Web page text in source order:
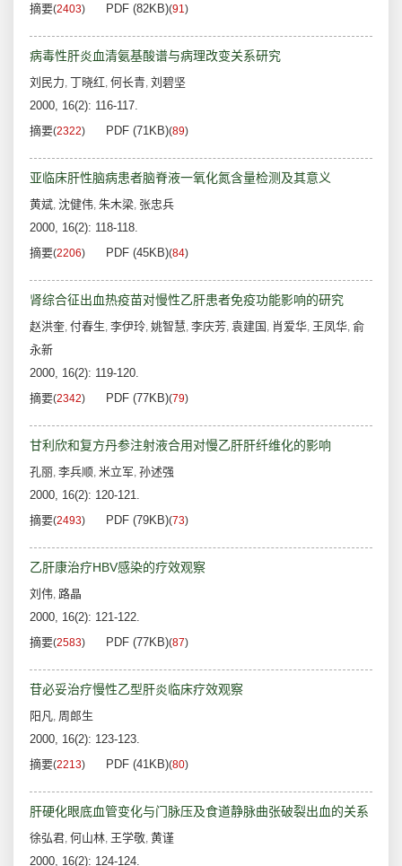
摘要(2403) PDF (82KB)(91)
病毒性肝炎血清氨基酸谱与病理改变关系研究
刘民力, 丁晓红, 何长青, 刘碧坚
2000, 16(2): 116-117.
摘要(2322) PDF (71KB)(89)
亚临床肝性脑病患者脑脊液一氧化氮含量检测及其意义
黄斌, 沈健伟, 朱木梁, 张忠兵
2000, 16(2): 118-118.
摘要(2206) PDF (45KB)(84)
肾综合征出血热疫苗对慢性乙肝患者免疫功能影响的研究
赵洪奎, 付春生, 李伊玲, 姚智慧, 李庆芳, 袁建国 , 肖爱华, 王凤华, 俞
永新
2000, 16(2): 119-120.
摘要(2342) PDF (77KB)(79)
甘利欣和复方丹参注射液合用对慢乙肝肝纤维化的影响
孔丽, 李兵顺, 米立军, 孙述强
2000, 16(2): 120-121.
摘要(2493) PDF (79KB)(73)
乙肝康治疗HBV感染的疗效观察
刘伟, 路晶
2000, 16(2): 121-122.
摘要(2583) PDF (77KB)(87)
苷必妥治疗慢性乙型肝炎临床疗效观察
阳凡, 周郎生
2000, 16(2): 123-123.
摘要(2213) PDF (41KB)(80)
肝硬化眼底血管变化与门脉压及食道静脉曲张破裂出血的关系
徐弘君, 何山林, 王学敬, 黄谨
2000, 16(2): 124-124.